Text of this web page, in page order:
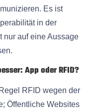
Es ist
in der
nur auf eine Aussage
App oder RFID?
RFID wegen der
Öffentliche Websites